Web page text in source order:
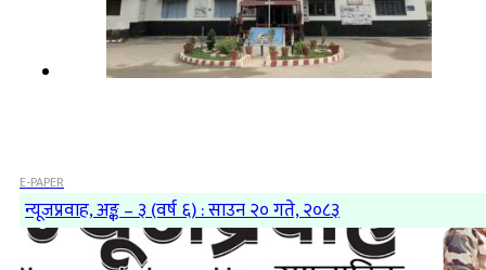
E-PAPER
न्यूजप्रवाह, अङ्क – ३ (वर्ष ६) : साउन २० गते, २०८३